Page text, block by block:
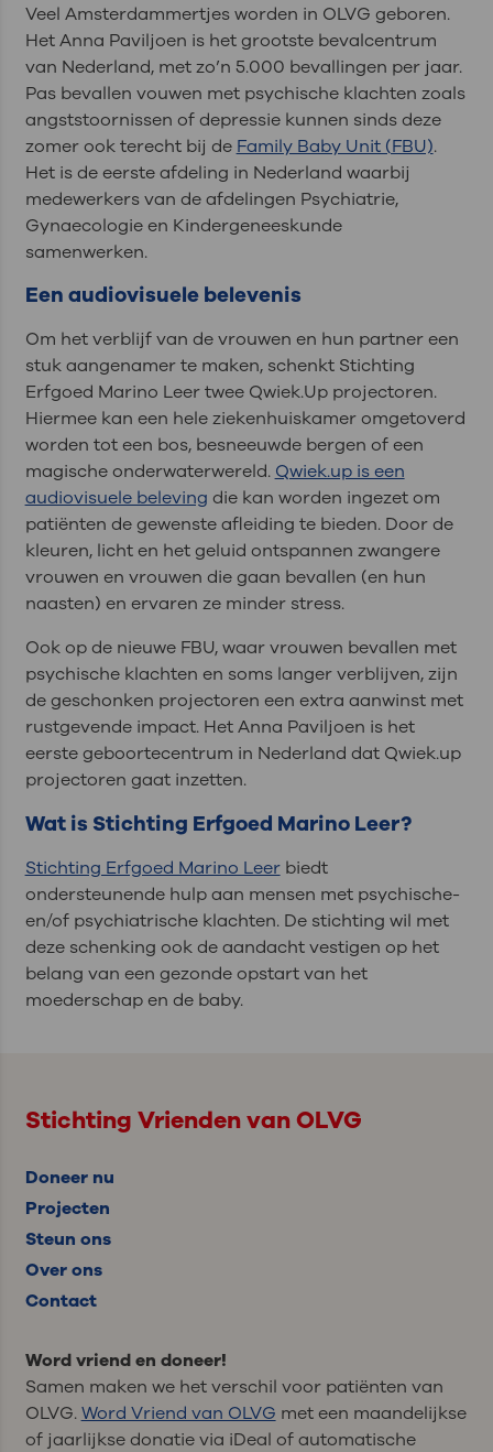
Veel Amsterdammertjes worden in OLVG geboren.
Het Anna Paviljoen is het grootste bevalcentrum
van Nederland, met zo’n 5.000 bevallingen per jaar.
Pas bevallen vouwen met psychische klachten zoals
angststoornissen of depressie kunnen sinds deze
zomer ook terecht bij de Family Baby Unit (FBU).
Het is de eerste afdeling in Nederland waarbij
medewerkers van de afdelingen Psychiatrie,
Gynaecologie en Kindergeneeskunde
samenwerken.
Een audiovisuele belevenis
Om het verblijf van de vrouwen en hun partner een
stuk aangenamer te maken, schenkt Stichting
Erfgoed Marino Leer twee Qwiek.Up projectoren.
Hiermee kan een hele ziekenhuiskamer omgetoverd
worden tot een bos, besneeuwde bergen of een
magische onderwaterwereld. Qwiek.up is een
audiovisuele beleving die kan worden ingezet om
patiënten de gewenste afleiding te bieden. Door de
kleuren, licht en het geluid ontspannen zwangere
vrouwen en vrouwen die gaan bevallen (en hun
naasten) en ervaren ze minder stress.
Ook op de nieuwe FBU, waar vrouwen bevallen met
psychische klachten en soms langer verblijven, zijn
de geschonken projectoren een extra aanwinst met
rustgevende impact. Het Anna Paviljoen is het
eerste geboortecentrum in Nederland dat Qwiek.up
projectoren gaat inzetten.
Wat is Stichting Erfgoed Marino Leer?
Stichting Erfgoed Marino Leerbiedt
ondersteunende hulp aan mensen met psychische-
en/of psychiatrische klachten. De stichting wil met
deze schenking ook de aandacht vestigen op het
belang van een gezonde opstart van het
moederschap en de baby.
Stichting Vrienden van OLVG
Doneer nu
Projecten
Steun ons
Over ons
Contact
Word vriend en doneer!
Samen maken we het verschil voor patiënten van
OLVG.Word Vriend van OLVG met een maandelijkse
of jaarlijkse donatie via iDeal of automatische